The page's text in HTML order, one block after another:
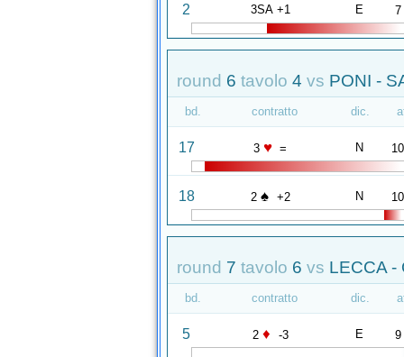
2 3SA +1 E 7
round 6 tavolo 4 vs PONI -
bd. contratto dic.
17 3 ♥ = N 10
18 2 ♠ +2 N 10
round 7 tavolo 6 vs LECCA -
bd. contratto dic.
5 2 ♦ -3 E 9